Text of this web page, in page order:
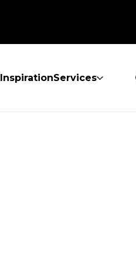
InspirationServices